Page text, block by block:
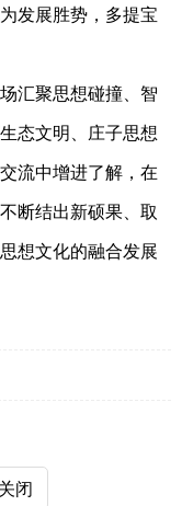
发展胜势，多提宝
汇聚思想碰撞、智
态文明、庄子思想
流中增进了解，在
断结出新硕果、取
想文化的融合发展
关闭